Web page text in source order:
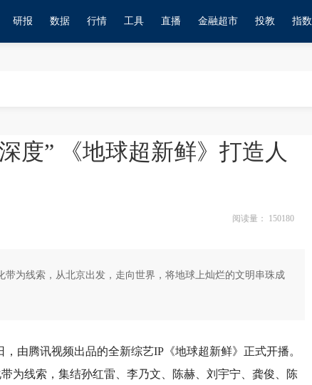
研报 数据 行情 工具 直播 金融超市 投教 指数
度” 《地球超新鲜》打造人
阅读量： 150180
带为线索，从北京出发，走向世界，将地球上灿烂的文明串珠成
由腾讯视频出品的全新综艺IP《地球超新鲜》正式开播。
为线索，集结孙红雷、李乃文、陈赫、刘宇宁、龚俊、陈